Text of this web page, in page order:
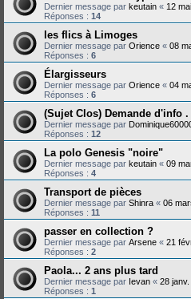
Dernier message par keutain « 12
Réponses : 14
les flics à Limoges
Dernier message par Orience « 08
Réponses : 6
Élargisseurs
Dernier message par Orience « 04
Réponses : 6
(Sujet Clos) Demande d'info .
Dernier message par
Réponses : 12
La polo Genesis "noire"
Dernier message par keutain « 09
Réponses : 4
Transport de pièces
Dernier message par Shinra « 06
Réponses : 11
passer en collection ?
Dernier message par Arsene « 21
Réponses : 2
Paola... 2 ans plus tard
Dernier message par Ievan « 28
Réponses : 1